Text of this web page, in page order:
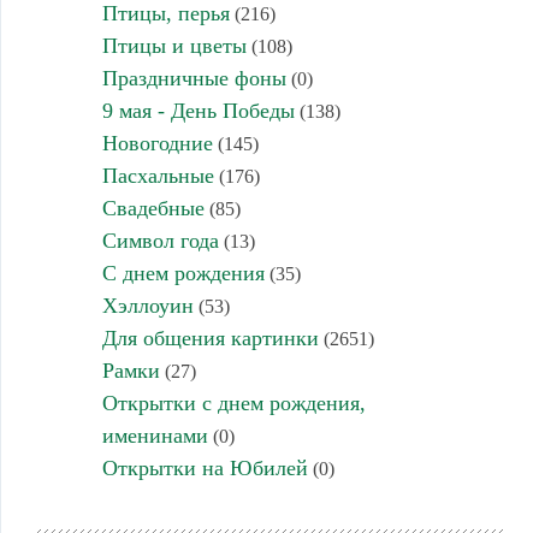
Птицы, перья(216)
Птицы и цветы(108)
Праздничные фоны(0)
9 мая - День Победы(138)
Новогодние(145)
Пасхальные(176)
Свадебные(85)
Символ года (13)
С днем рождения(35)
Хэллоуин (53)
Для общения картинки (2651)
Рамки (27)
Открытки с днем рождения,
именинами (0)
Открытки на Юбилей (0)